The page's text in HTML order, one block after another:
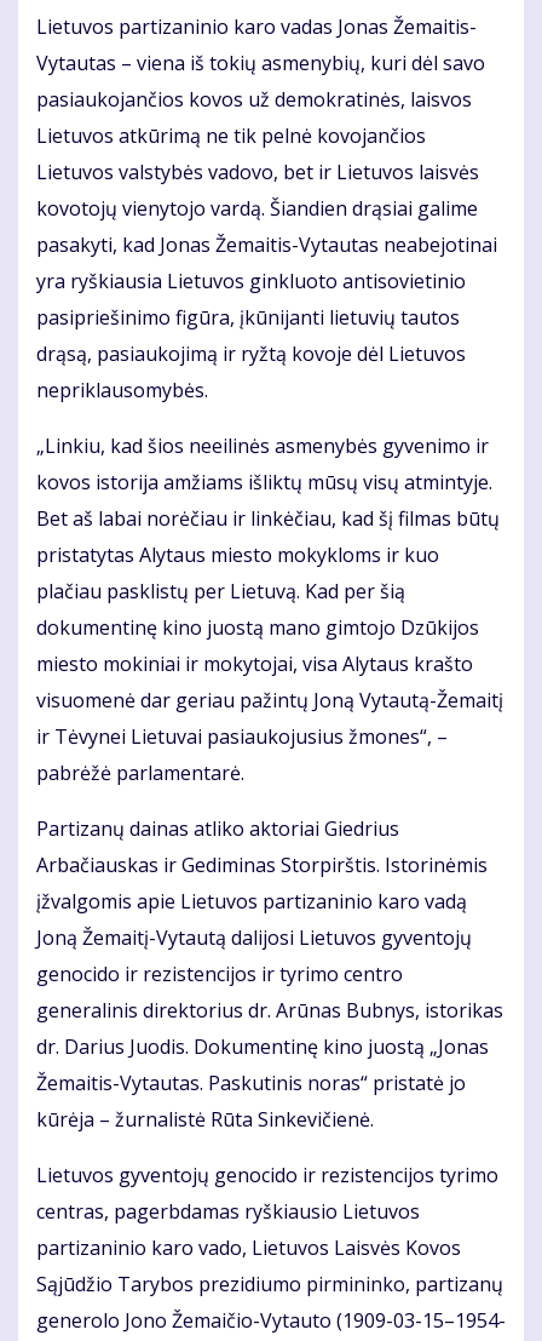
Lietuvos partizaninio karo vadas Jonas Žemaitis-
Vytautas – viena iš tokių asmenybių, kuri dėl savo
pasiaukojančios kovos už demokratinės, laisvos
Lietuvos atkūrimą ne tik pelnė kovojančios
Lietuvos valstybės vadovo, bet ir Lietuvos laisvės
kovotojų vienytojo vardą. Šiandien drąsiai galime
pasakyti, kad Jonas Žemaitis-Vytautas neabejotinai
yra ryškiausia Lietuvos ginkluoto antisovietinio
pasipriešinimo figūra, įkūnijanti lietuvių tautos
drąsą, pasiaukojimą ir ryžtą kovoje dėl Lietuvos
nepriklausomybės.
„Linkiu, kad šios neeilinės asmenybės gyvenimo ir
kovos istorija amžiams išliktų mūsų visų atmintyje.
Bet aš labai norėčiau ir linkėčiau, kad šį filmas būtų
pristatytas Alytaus miesto mokykloms ir kuo
plačiau pasklistų per Lietuvą. Kad per šią
dokumentinę kino juostą mano gimtojo Dzūkijos
miesto mokiniai ir mokytojai, visa Alytaus krašto
visuomenė dar geriau pažintų Joną Vytautą-Žemaitį
ir Tėvynei Lietuvai pasiaukojusius žmones“, –
pabrėžė parlamentarė.
Partizanų dainas atliko aktoriai Giedrius
Arbačiauskas ir Gediminas Storpirštis. Istorinėmis
įžvalgomis apie Lietuvos partizaninio karo vadą
Joną Žemaitį-Vytautą dalijosi Lietuvos gyventojų
genocido ir rezistencijos ir tyrimo centro
generalinis direktorius dr. Arūnas Bubnys, istorikas
dr. Darius Juodis. Dokumentinę kino juostą „Jonas
Žemaitis-Vytautas. Paskutinis noras“ pristatė jo
kūrėja – žurnalistė Rūta Sinkevičienė.
Lietuvos gyventojų genocido ir rezistencijos tyrimo
centras, pagerbdamas ryškiausio Lietuvos
partizaninio karo vado, Lietuvos Laisvės Kovos
Sąjūdžio Tarybos prezidiumo pirmininko, partizanų
generolo Jono Žemaičio-Vytauto (1909-03-15–1954-